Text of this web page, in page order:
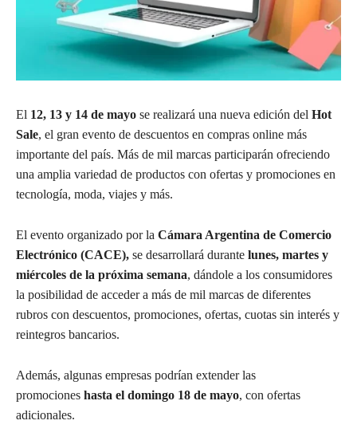
El 12, 13 y 14 de mayo se realizará una nueva edición del Hot
Sale, el gran evento de descuentos en compras online más
importante del país. Más de mil marcas participarán ofreciendo
una amplia variedad de productos con ofertas y promociones en
tecnología, moda, viajes y más.
El evento organizado por la Cámara Argentina de Comercio
Electrónico (CACE), se desarrollará durante lunes, martes y
miércoles de la próxima semana, dándole a los consumidores
la posibilidad de acceder a más de mil marcas de diferentes
rubros con descuentos, promociones, ofertas, cuotas sin interés y
reintegros bancarios.
Además, algunas empresas podrían extender las
promociones hasta el domingo 18 de mayo, con ofertas
adicionales.